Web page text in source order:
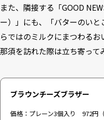
また、隣接する「GOOD
ー）」にも、「バターのい
らではのミルクにまつわるお
那須を訪れた際は立ち寄って
ブラウンチーズブラザー
価格：プレーン3個入り 972円（